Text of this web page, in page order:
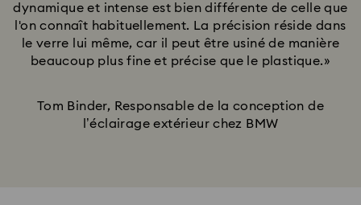
dynamique et intense est bien différente de celle que
l'on connaît habituellement. La précision réside dans
le verre lui même, car il peut être usiné de manière
beaucoup plus fine et précise que le plastique.»
Tom Binder, Responsable de la conception de
l’éclairage extérieur chez BMW